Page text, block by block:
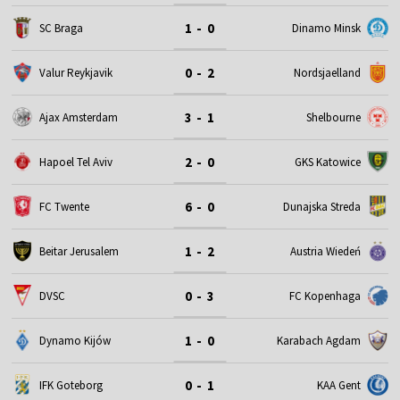
SC Braga 1 - 0 Dinamo Minsk
Valur Reykjavik 0 - 2 Nordsjaelland
Ajax Amsterdam 3 - 1 Shelbourne
Hapoel Tel Aviv 2 - 0 GKS Katowice
FC Twente 6 - 0 Dunajska Streda
Beitar Jerusalem 1 - 2 Austria Wiedeń
DVSC 0 - 3 FC Kopenhaga
Dynamo Kijów 1 - 0 Karabach Agdam
IFK Goteborg 0 - 1 KAA Gent